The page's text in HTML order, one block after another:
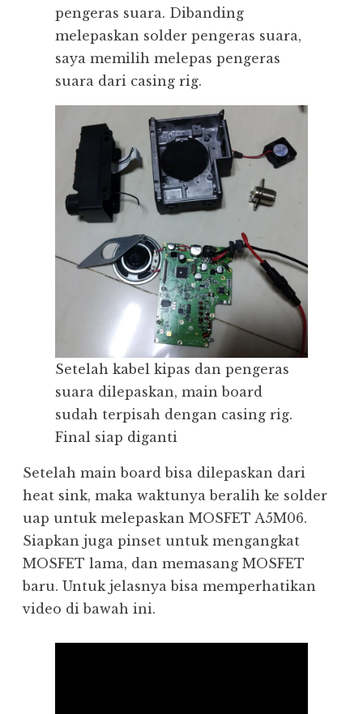
pengeras suara. Dibanding
melepaskan solder pengeras suara,
saya memilih melepas pengeras
suara dari casing rig.
Setelah kabel kipas dan pengeras
suara dilepaskan, main board
sudah terpisah dengan casing rig.
Final siap diganti
Setelah main board bisa dilepaskan dari
heat sink, maka waktunya beralih ke solder
uap untuk melepaskan MOSFET A5M06.
Siapkan juga pinset untuk mengangkat
MOSFET lama, dan memasang MOSFET
baru. Untuk jelasnya bisa memperhatikan
video di bawah ini.